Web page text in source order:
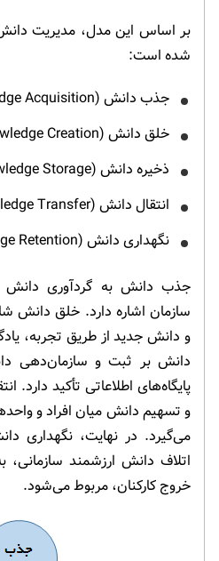
بر اساس این مدل، مدیریت
شده است:
جذب دانش (Knowledge Acquisition)
خلق دانش (Knowledge Creation)
ذخیره دانش (Knowledge Storage)
انتقال دانش (Knowledge Transfer)
نگهداری دانش (Knowledge Retention)
جذب دانش به گردآوری دانش
سازمان اشاره دارد. خلق دانش
و دانش جدید از طریق تجربه،
دانش بر ثبت و سازمان‌دهی
پایگاه‌های اطلاعاتی تأکید دارد.
و تسهیم دانش میان افراد و
می‌گیرد. در نهایت، نگهداری
اتلاف دانش ارزشمند سازمانی،
خروج کارکنان، مربوط می‌شود.